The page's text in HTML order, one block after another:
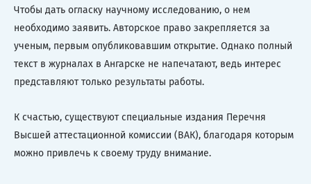
Чтобы дать огласку научному исследованию, о нем
необходимо заявить. Авторское право закрепляется за
ученым, первым опубликовавшим открытие. Однако полный
текст в журналах в Ангарске не напечатают, ведь интерес
представляют только результаты работы.
К счастью, существуют специальные издания Перечня
Высшей аттестационной комиссии (ВАК), благодаря которым
можно привлечь к своему труду внимание.